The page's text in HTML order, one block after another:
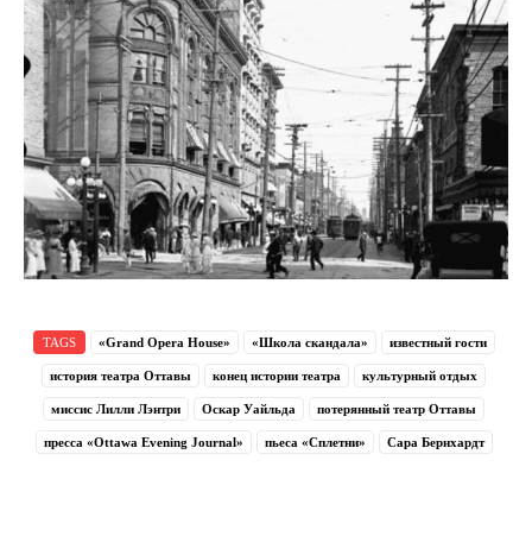
TAGS «Grand Opera House» «Школа скандала» известный гости
история театра Оттавы конец истории театра культурный отдых
миссис Лилли Лэнтри Оскар Уайльда потерянный театр Оттавы
пресса «Ottawa Evening Journal» пьеса «Сплетни» Сара Бернхардт